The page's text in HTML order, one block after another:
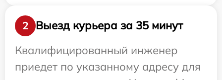
2
Выезд курьера за 35 минут
Квалифицированный инженер
приедет по указанному адресу для